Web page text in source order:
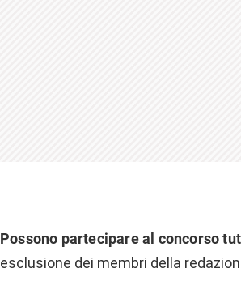
Possono partecipare al concorso
esclusione dei membri della